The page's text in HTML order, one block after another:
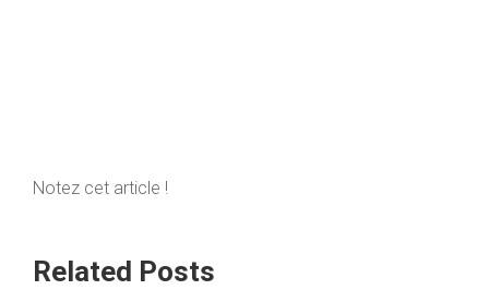
Notez cet article !
Related Posts